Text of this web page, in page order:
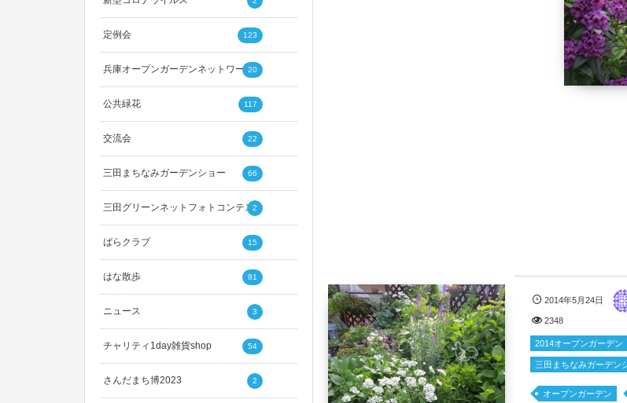
2014年5月24日
2348
2014オープンガーデン
三田まちなみガーデン
オープンガーデン
定例会 123
兵庫オープンガーデンネットワーク20
公共緑花 117
交流会 22
三田まちなみガーデンショー 66
三田グリーンネットフォトコンテスト
2
ばらクラブ 15
はな散歩 81
ニュース 3
チャリティ1day雑貨shop 54
さんだまち博2023 2